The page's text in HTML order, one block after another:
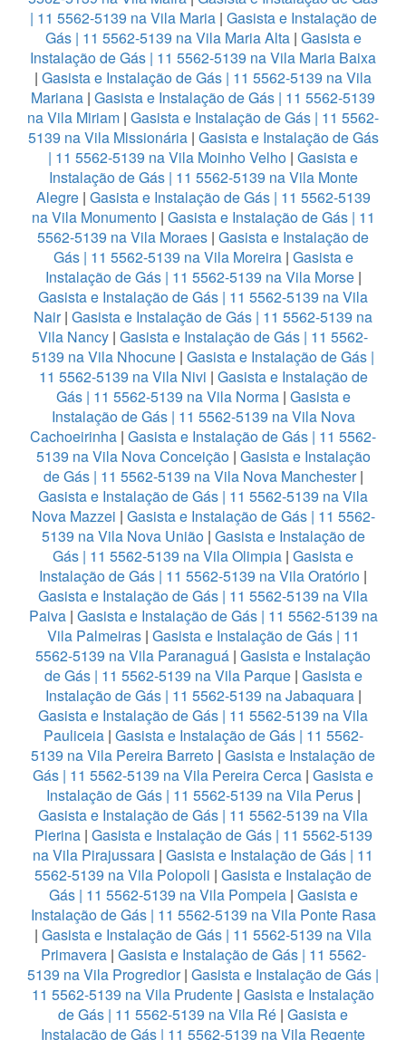
| 11 5562-5139 na Vila Maria| Gasista e Instalação de
Gás | 11 5562-5139 na Vila Maria Alta| Gasista e
Instalação de Gás | 11 5562-5139 na Vila Maria Baixa
| Gasista e Instalação de Gás | 11 5562-5139 na Vila
Mariana | Gasista e Instalação de Gás | 11 5562-5139
na Vila Miriam | Gasista e Instalação de Gás | 11 5562-
5139 na Vila Missionária| Gasista e Instalação de Gás
| 11 5562-5139 na Vila Moinho Velho | Gasista e
Instalação de Gás | 11 5562-5139 na Vila Monte
Alegre| Gasista e Instalação de Gás | 11 5562-5139
na Vila Monumento| Gasista e Instalação de Gás | 11
5562-5139 na Vila Moraes | Gasista e Instalação de
Gás | 11 5562-5139 na Vila Moreira| Gasista e
Instalação de Gás | 11 5562-5139 na Vila Morse|
Gasista e Instalação de Gás | 11 5562-5139 na Vila
Nair| Gasista e Instalação de Gás | 11 5562-5139 na
Vila Nancy | Gasista e Instalação de Gás | 11 5562-
5139 na Vila Nhocune | Gasista e Instalação de Gás |
11 5562-5139 na Vila Nivi | Gasista e Instalação de
Gás | 11 5562-5139 na Vila Norma| Gasista e
Instalação de Gás | 11 5562-5139 na Vila Nova
Cachoeirinha | Gasista e Instalação de Gás | 11 5562-
5139 na Vila Nova Conceição| Gasista e Instalação
de Gás | 11 5562-5139 na Vila Nova Manchester|
Gasista e Instalação de Gás | 11 5562-5139 na Vila
Nova Mazzei | Gasista e Instalação de Gás | 11 5562-
5139 na Vila Nova União| Gasista e Instalação de
Gás | 11 5562-5139 na Vila Olimpia | Gasista e
Instalação de Gás | 11 5562-5139 na Vila Oratório |
Gasista e Instalação de Gás | 11 5562-5139 na Vila
Paiva| Gasista e Instalação de Gás | 11 5562-5139 na
Vila Palmeiras| Gasista e Instalação de Gás | 11
5562-5139 na Vila Paranaguá | Gasista e Instalação
de Gás | 11 5562-5139 na Vila Parque| Gasista e
Instalação de Gás | 11 5562-5139 na Jabaquara|
Gasista e Instalação de Gás | 11 5562-5139 na Vila
Pauliceia| Gasista e Instalação de Gás | 11 5562-
5139 na Vila Pereira Barreto | Gasista e Instalação de
Gás | 11 5562-5139 na Vila Pereira Cerca | Gasista e
Instalação de Gás | 11 5562-5139 na Vila Perus|
Gasista e Instalação de Gás | 11 5562-5139 na Vila
Pierina| Gasista e Instalação de Gás | 11 5562-5139
na Vila Pirajussara | Gasista e Instalação de Gás | 11
5562-5139 na Vila Polopoli | Gasista e Instalação de
Gás | 11 5562-5139 na Vila Pompeia| Gasista e
Instalação de Gás | 11 5562-5139 na Vila Ponte Rasa
| Gasista e Instalação de Gás | 11 5562-5139 na Vila
Primavera| Gasista e Instalação de Gás | 11 5562-
5139 na Vila Progredior| Gasista e Instalação de Gás |
11 5562-5139 na Vila Prudente | Gasista e Instalação
de Gás | 11 5562-5139 na Vila Ré | Gasista e
Instalação de Gás | 11 5562-5139 na Vila Regente